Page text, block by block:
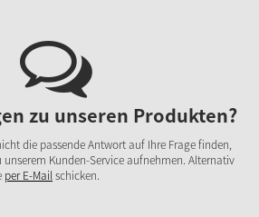
zu unseren Produkten?
die passende Antwort auf Ihre Frage finden,
Kunden-Service aufnehmen. Alternativ
per E-Mailschicken.